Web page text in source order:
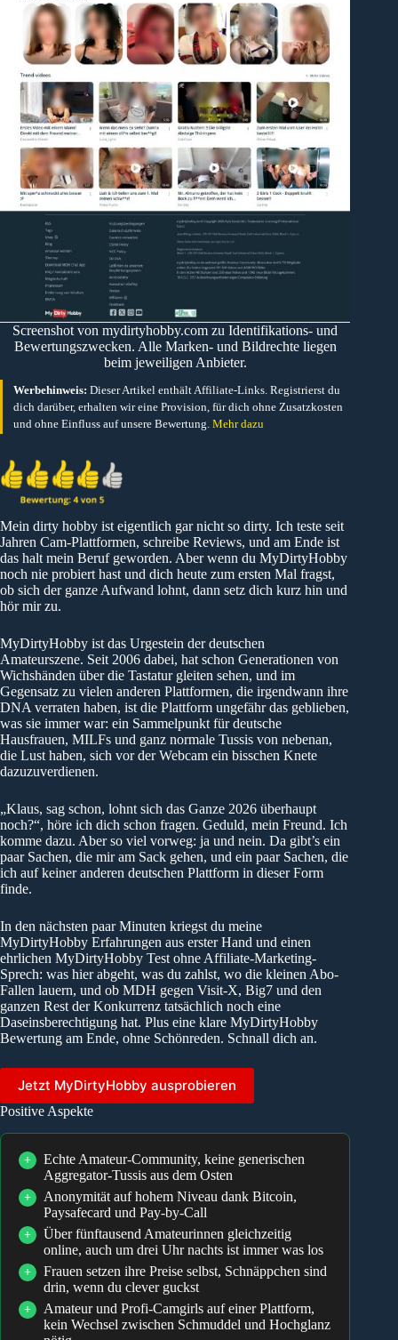
Screenshot von mydirtyhobby.com zu Identifikations- und
Bewertungszwecken. Alle Marken- und Bildrechte liegen
beim jeweiligen Anbieter.
Werbehinweis: Dieser Artikel enthält Affiliate-Links. Registrierst du
dich darüber, erhalten wir eine Provision, für dich ohne Zusatzkosten
und ohne Einfluss auf unsere Bewertung. Mehr dazu
Mein dirty hobby ist eigentlich gar nicht so dirty. Ich teste seit
Jahren Cam-Plattformen, schreibe Reviews, und am Ende ist
das halt mein Beruf geworden. Aber wenn du MyDirtyHobby
noch nie probiert hast und dich heute zum ersten Mal fragst,
ob sich der ganze Aufwand lohnt, dann setz dich kurz hin und
hör mir zu.
MyDirtyHobby ist das Urgestein der deutschen
Amateurszene. Seit 2006 dabei, hat schon Generationen von
Wichshänden über die Tastatur gleiten sehen, und im
Gegensatz zu vielen anderen Plattformen, die irgendwann ihre
DNA verraten haben, ist die Plattform ungefähr das geblieben,
was sie immer war: ein Sammelpunkt für deutsche
Hausfrauen, MILFs und ganz normale Tussis von nebenan,
die Lust haben, sich vor der Webcam ein bisschen Knete
dazuzuverdienen.
„Klaus, sag schon, lohnt sich das Ganze 2026 überhaupt
noch?“, höre ich dich schon fragen. Geduld, mein Freund. Ich
komme dazu. Aber so viel vorweg: ja und nein. Da gibt’s ein
paar Sachen, die mir am Sack gehen, und ein paar Sachen, die
ich auf keiner anderen deutschen Plattform in dieser Form
finde.
In den nächsten paar Minuten kriegst du meine
MyDirtyHobby Erfahrungen aus erster Hand und einen
ehrlichen MyDirtyHobby Test ohne Affiliate-Marketing-
Sprech: was hier abgeht, was du zahlst, wo die kleinen Abo-
Fallen lauern, und ob MDH gegen Visit-X, Big7 und den
ganzen Rest der Konkurrenz tatsächlich noch eine
Daseinsberechtigung hat. Plus eine klare MyDirtyHobby
Bewertung am Ende, ohne Schönreden. Schnall dich an.
Jetzt MyDirtyHobby ausprobieren
Positive Aspekte
+
Echte Amateur-Community, keine generischen
Aggregator-Tussis aus dem Osten
+
Anonymität auf hohem Niveau dank Bitcoin,
Paysafecard und Pay-by-Call
+
Über fünftausend Amateurinnen gleichzeitig
online, auch um drei Uhr nachts ist immer was los
+
Frauen setzen ihre Preise selbst, Schnäppchen sind
drin, wenn du clever guckst
+
Amateur und Profi-Camgirls auf einer Plattform,
kein Wechsel zwischen Schmuddel und Hochglanz